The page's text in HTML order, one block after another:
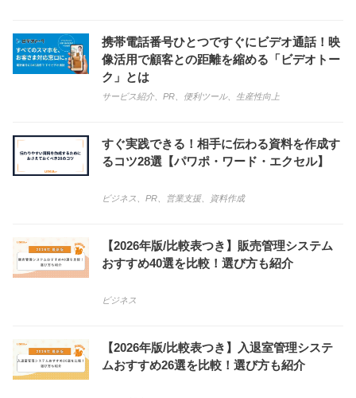
携帯電話番号ひとつですぐにビデオ通話！映
像活用で顧客との距離を縮める「ビデオトー
ク」とは
サービス紹介、 PR 便利ツール、 生産性向上
すぐ実践できる！相手に伝わる資料を作成す
るコツ28選【パワポ・ワード・エクセル】
ビジネス PR 営業支援、 資料作成
【2026年版/比較表つき】販売管理システム
おすすめ40選を比較！選び方も紹介
ビジネス
【2026年版/比較表つき】入退室管理システ
ムおすすめ26選を比較！選び方も紹介